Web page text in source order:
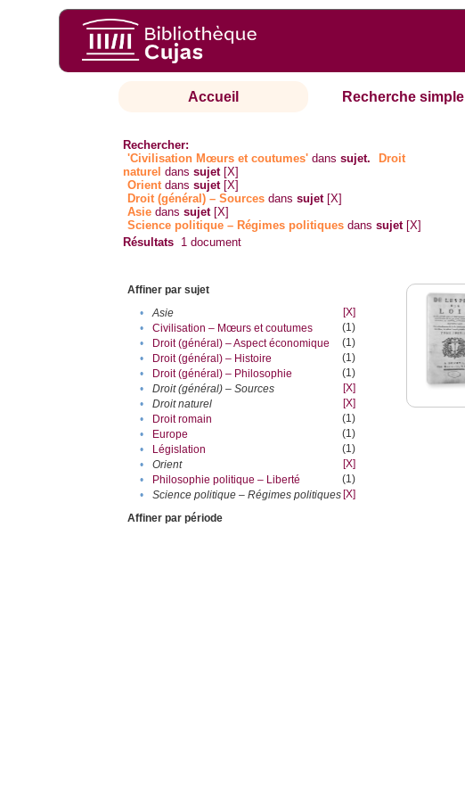
Accueil Recherche simple
Rechercher:
'Civilisation Mœurs et coutumes' danssujet.
Droit
naturel danssujet [X]
Orientdanssujet [X]
Droit (général) – Sources danssujet [X]
Asie danssujet [X]
Science politique – Régimes politiques danssujet [X]
Résultats 1 document
Affiner par sujet
•
Asie
[X]
•
Civilisation – Mœurs et coutumes
(1)
•
Droit (général) – Aspect économique
(1)
•
Droit (général) – Histoire
(1)
•
Droit (général) – Philosophie
(1)
•
Droit (général) – Sources
[X]
•
Droit naturel
[X]
•
Droit romain
(1)
•
Europe
(1)
•
Législation
(1)
•
Orient
[X]
•
Philosophie politique – Liberté
(1)
•
Science politique – Régimes politiques [X]
Affiner par période